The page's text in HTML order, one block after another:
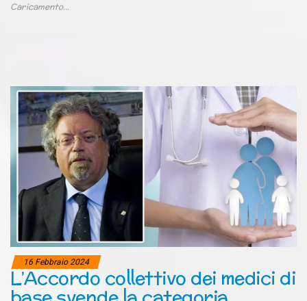
Caricamento...
16 Febbraio 2024
L’Accordo collettivo dei medici di